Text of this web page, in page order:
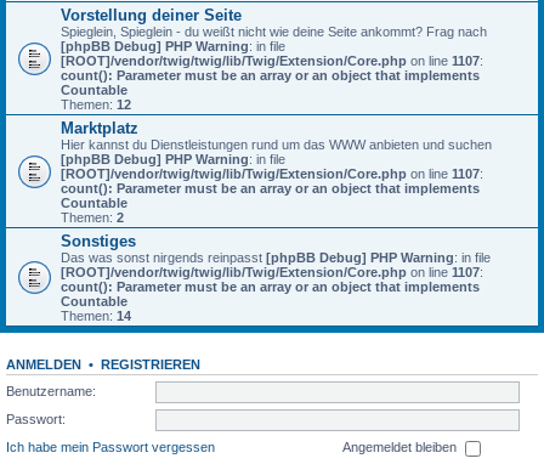
Vorstellung deiner Seite
Spieglein, Spieglein - du weißt nicht wie deine Seite ankommt? Frag nach
[phpBB Debug] PHP Warning: in file
[ROOT]/vendor/twig/twig/lib/Twig/Extension/Core.php on line 1107:
count(): Parameter must be an array or an object that implements
Countable
Themen: 12
Marktplatz
Hier kannst du Dienstleistungen rund um das WWW anbieten und suchen
[phpBB Debug] PHP Warning: in file
[ROOT]/vendor/twig/twig/lib/Twig/Extension/Core.php on line 1107:
count(): Parameter must be an array or an object that implements
Countable
Themen: 2
Sonstiges
Das was sonst nirgends reinpasst [phpBB Debug] PHP Warning: in file
[ROOT]/vendor/twig/twig/lib/Twig/Extension/Core.php on line 1107:
count(): Parameter must be an array or an object that implements
Countable
Themen: 14
ANMELDEN • REGISTRIEREN
Benutzername:
Passwort:
Ich habe mein Passwort vergessen
Angemeldet bleiben